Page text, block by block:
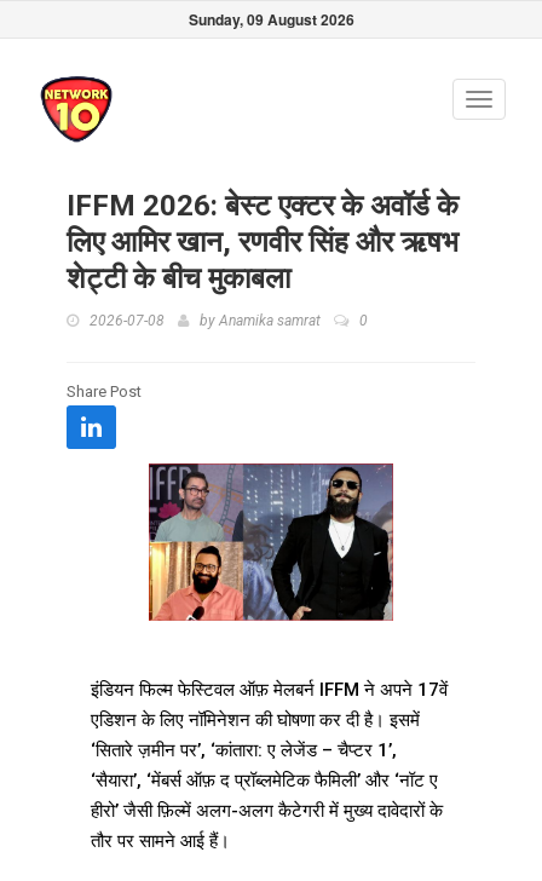
Sunday, 09 August 2026
Toggle
IFFM 2026: बेस्ट एक्टर के अवॉर्ड के
लिए आमिर खान, रणवीर सिंह और ऋषभ
शेट्टी के बीच मुकाबला
2026-07-08 by Anamika samrat 0
Share Post
इंडियन फिल्म फेस्टिवल ऑफ़ मेलबर्न IFFM ने अपने 17वें
एडिशन के लिए नॉमिनेशन की घोषणा कर दी है। इसमें
‘सितारे ज़मीन पर’, ‘कांतारा: ए लेजेंड – चैप्टर 1’,
‘सैयारा’, ‘मेंबर्स ऑफ़ द प्रॉब्लमेटिक फैमिली’ और ‘नॉट ए
हीरो’ जैसी फ़िल्में अलग-अलग कैटेगरी में मुख्य दावेदारों के
तौर पर सामने आई हैं।